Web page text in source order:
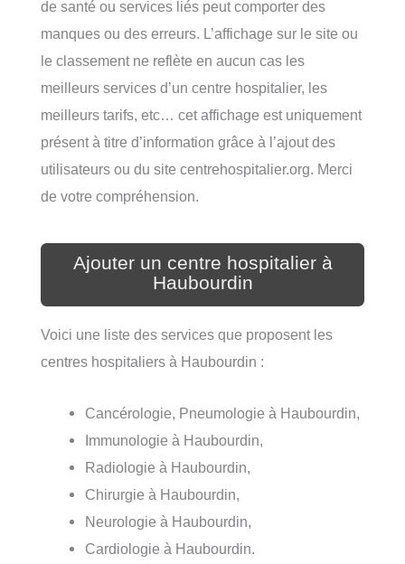
de santé ou services liés peut comporter des
manques ou des erreurs. L’affichage sur le site ou
le classement ne reflète en aucun cas les
meilleurs services d’un centre hospitalier, les
meilleurs tarifs, etc… cet affichage est uniquement
présent à titre d’information grâce à l’ajout des
utilisateurs ou du site centrehospitalier.org. Merci
de votre compréhension.
Ajouter un centre hospitalier à
Haubourdin
Voici une liste des services que proposent les
centres hospitaliers à Haubourdin :
Cancérologie, Pneumologie à Haubourdin,
Immunologie à Haubourdin,
Radiologie à Haubourdin,
Chirurgie à Haubourdin,
Neurologie à Haubourdin,
Cardiologie à Haubourdin.